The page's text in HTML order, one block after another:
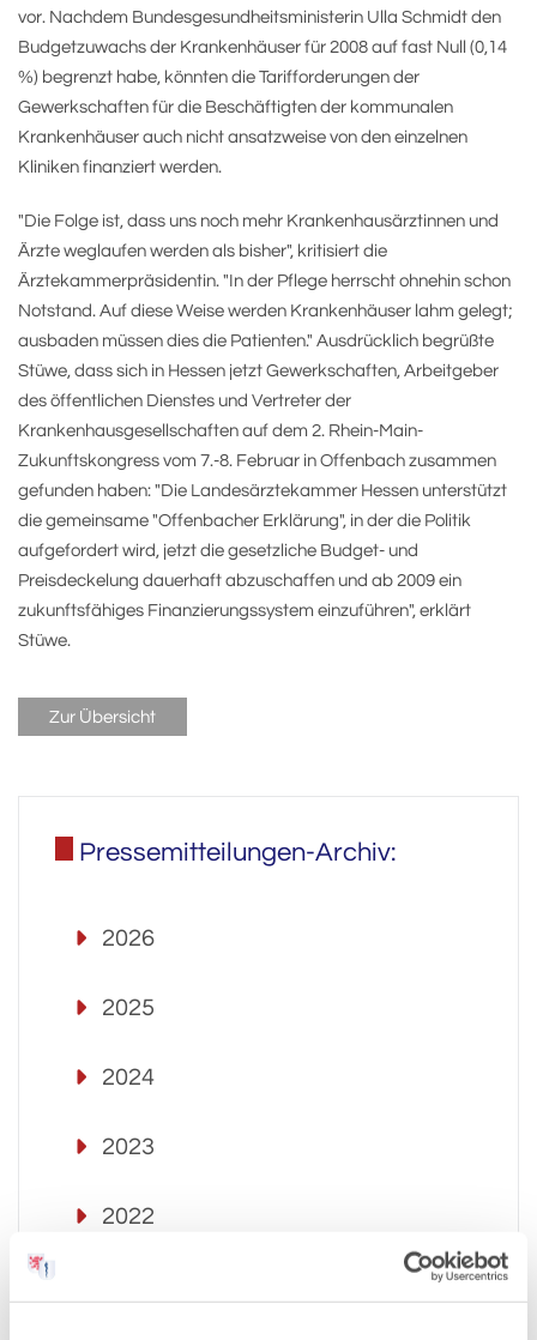
vor. Nachdem Bundesgesundheitsministerin Ulla Schmidt den
Budgetzuwachs der Krankenhäuser für 2008 auf fast Null (0,14
%) begrenzt habe, könnten die Tarifforderungen der
Gewerkschaften für die Beschäftigten der kommunalen
Krankenhäuser auch nicht ansatzweise von den einzelnen
Kliniken finanziert werden.
"Die Folge ist, dass uns noch mehr Krankenhausärztinnen und
Ärzte weglaufen werden als bisher", kritisiert die
Ärztekammerpräsidentin. "In der Pflege herrscht ohnehin schon
Notstand. Auf diese Weise werden Krankenhäuser lahm gelegt;
ausbaden müssen dies die Patienten." Ausdrücklich begrüßte
Stüwe, dass sich in Hessen jetzt Gewerkschaften, Arbeitgeber
des öffentlichen Dienstes und Vertreter der
Krankenhausgesellschaften auf dem 2. Rhein-Main-
Zukunftskongress vom 7.-8. Februar in Offenbach zusammen
gefunden haben: "Die Landesärztekammer Hessen unterstützt
die gemeinsame "Offenbacher Erklärung", in der die Politik
aufgefordert wird, jetzt die gesetzliche Budget- und
Preisdeckelung dauerhaft abzuschaffen und ab 2009 ein
zukunftsfähiges Finanzierungssystem einzuführen", erklärt
Stüwe.
Zur Übersicht
Pressemitteilungen-Archiv:
2026
2025
2024
2023
2022